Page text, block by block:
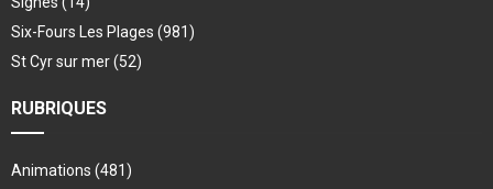
Six-Fours Les Plages (981)
St Cyr sur mer(52)
RUBRIQUES
Animations (481)